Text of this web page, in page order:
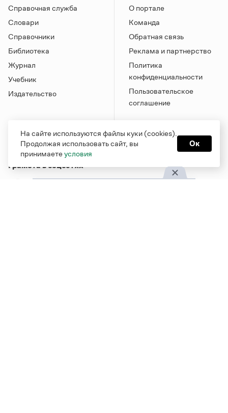
Справочная служба
Словари
Справочники
Библиотека
Журнал
Учебник
Издательство
О портале
Команда
Обратная связь
Реклама и партнерство
Политика
конфиденциальности
Пользовательское
соглашение
Грамота в соцсетях
На сайте используются файлы куки (cookies).
Продолжая использовать сайт, вы
принимаетеусловия
Ок